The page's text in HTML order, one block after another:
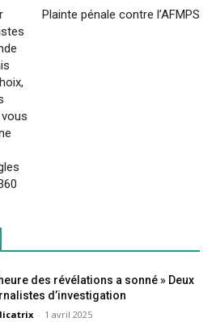
Plainte pénale contre l’AFMPS
des révélations a sonné » Deux
d’investigation
- 1 avril 2025